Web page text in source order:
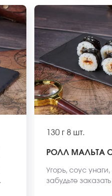
130 г 8 шт.
РОЛЛ МАЛЬТА
Угорь, соус
забудьте